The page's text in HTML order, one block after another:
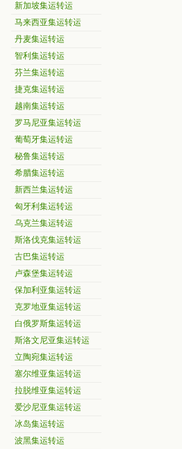
新加坡集运转运
马来西亚集运转运
丹麦集运转运
智利集运转运
芬兰集运转运
捷克集运转运
越南集运转运
罗马尼亚集运转运
葡萄牙集运转运
秘鲁集运转运
希腊集运转运
新西兰集运转运
匈牙利集运转运
乌克兰集运转运
斯洛伐克集运转运
古巴集运转运
卢森堡集运转运
保加利亚集运转运
克罗地亚集运转运
白俄罗斯集运转运
斯洛文尼亚集运转运
立陶宛集运转运
塞尔维亚集运转运
拉脱维亚集运转运
爱沙尼亚集运转运
冰岛集运转运
波黑集运转运